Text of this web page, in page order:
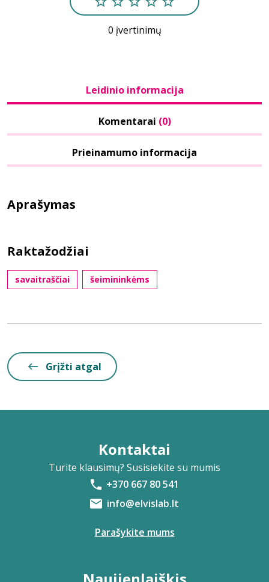
0 įvertinimų
Leidinio informacija
Komentarai (0)
Prieinamumo informacija
Aprašymas
Raktažodžiai
savaitraščiai šeimininkėms
Grįžti atgal
Kontaktai
Turite klausimų? Susisiekite su mumis
+370 667 80 541
info@elvislab.lt
Parašykite mums